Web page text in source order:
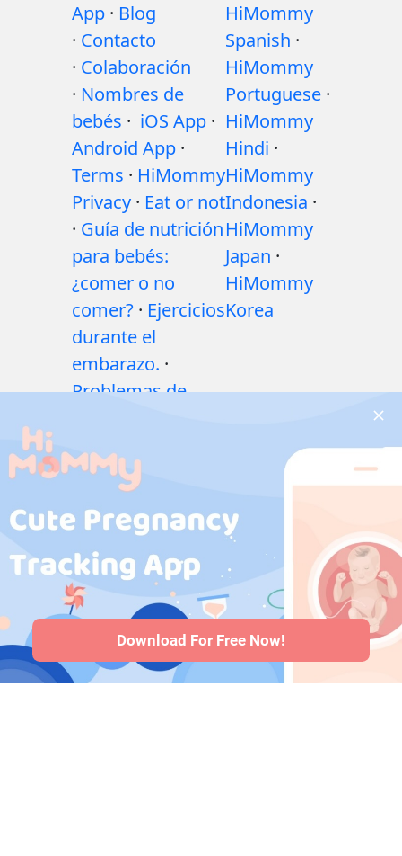
App · Blog
· Contacto
· Colaboración
· Nombres de
bebés · iOS App ·
Android App ·
Terms · HiMommy
Privacy · Eat or not
· Guía de nutrición
para bebés:
¿comer o no
comer? · Ejercicios
durante el
embarazo. ·
Problemas de
Medicamentos
durante el
embarazo·
Problemas de
salud del bebé·
Articles ·Politica
editorial
HiMommy
Spanish ·
HiMommy
Portuguese ·
HiMommy
Hindi ·
HiMommy
Indonesia ·
HiMommy
Japan ·
HiMommy
Korea
Download For Free Now!